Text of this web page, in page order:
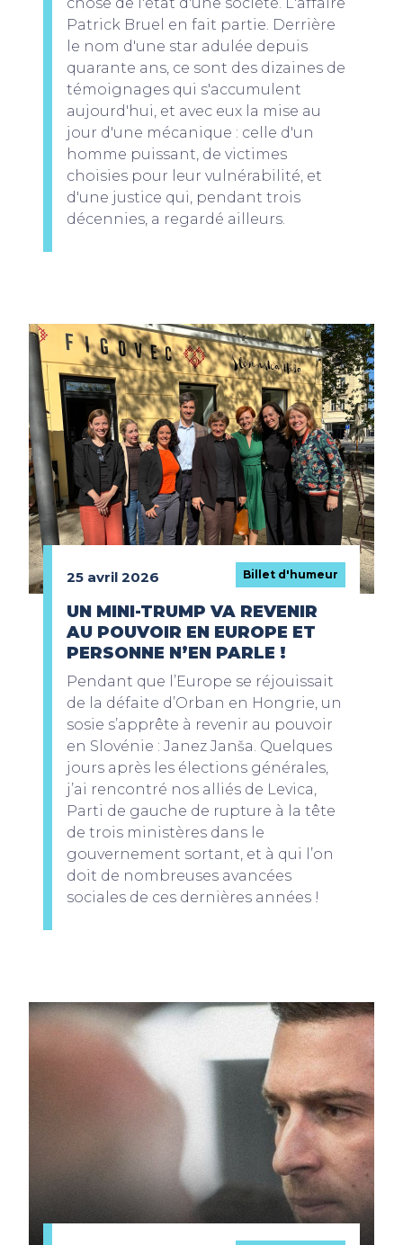
chose de l'état d'une société. L'affaire
Patrick Bruel en fait partie. Derrière
le nom d'une star adulée depuis
quarante ans, ce sont des dizaines de
témoignages qui s'accumulent
aujourd'hui, et avec eux la mise au
jour d'une mécanique : celle d'un
homme puissant, de victimes
choisies pour leur vulnérabilité, et
d'une justice qui, pendant trois
décennies, a regardé ailleurs.
25 avril 2026 Billet d'humeur
UN MINI-TRUMP VA REVENIR
AU POUVOIR EN EUROPE ET
PERSONNE N’EN PARLE !
Pendant que l’Europe se réjouissait
de la défaite d’Orban en Hongrie, un
sosie s’apprête à revenir au pouvoir
en Slovénie : Janez Janša. Quelques
jours après les élections générales,
j’ai rencontré nos alliés de Levica,
Parti de gauche de rupture à la tête
de trois ministères dans le
gouvernement sortant, et à qui l’on
doit de nombreuses avancées
sociales de ces dernières années !